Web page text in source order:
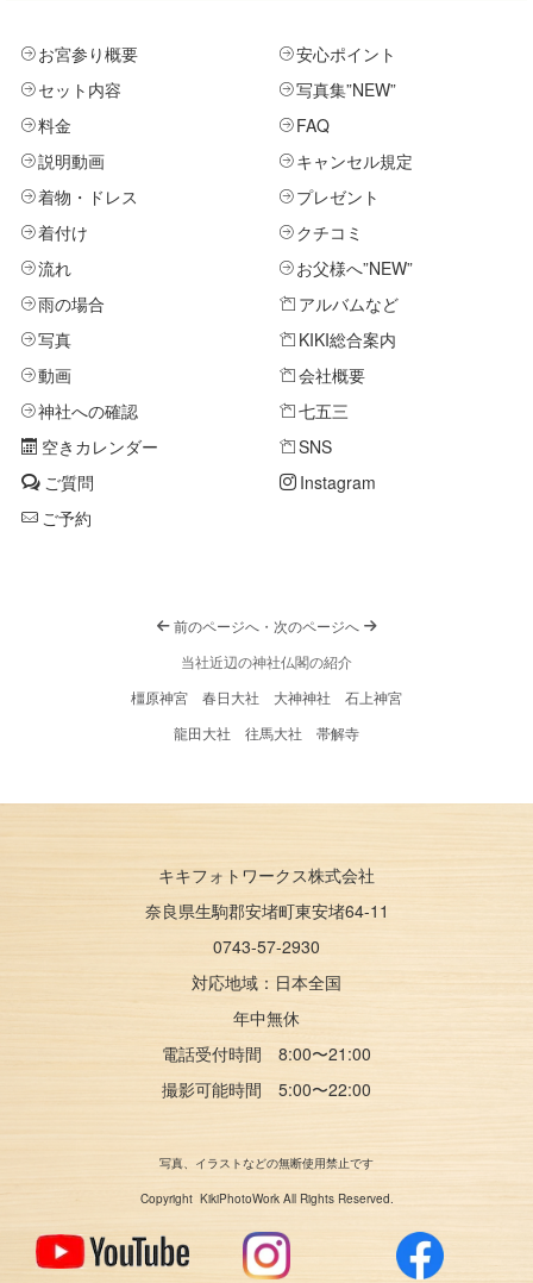
お宮参り概要
セット内容
料金
説明動画
着物・ドレス
着付け
流れ
雨の場合
写真
動画
神社への確認
空きカレンダー
ご質問
ご予約
安心ポイント
写真集”NEW”
FAQ
キャンセル規定
プレゼント
クチコミ
お父様へ”NEW”
アルバムなど
KIKI総合案内
会社概要
七五三
SNS
Instagram
前のページへ ・ 次のページへ
当社近辺の神社仏閣の紹介
橿原神宮 春日大社 大神神社 石上神宮
龍田大社 往馬大社 帯解寺
キキフォトワークス株式会社
奈良県生駒郡安堵町東安堵64-11
0743-57-2930
対応地域： 日本全国
年中無休
電話受付時間 8:00〜21:00
撮影可能時間 5:00〜22:00
写真、イラストなどの無断使用禁止です
Copyright KikiPhotoWork All Rights Reserved.